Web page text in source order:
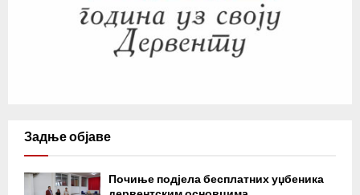
Задње објаве
Почиње подјела бесплатних уџбеника